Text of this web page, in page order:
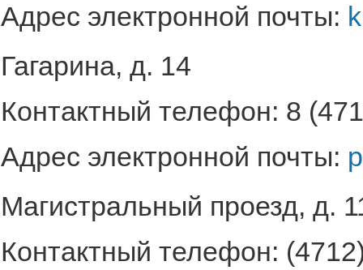
Адрес электронной почты:
Гагарина, д. 14
Контактный телефон: 8
Адрес электронной почты:
Магистральный проезд, д.
Контактный телефон: